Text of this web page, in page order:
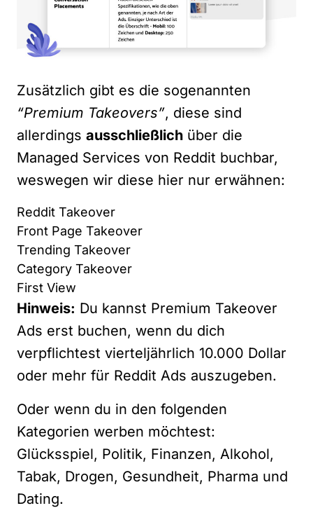
Zusätzlich gibt es die sogenannten
“Premium Takeovers”, diese sind
allerdings ausschließlich über die
Managed Services von Reddit buchbar,
weswegen wir diese hier nur erwähnen:
Reddit Takeover
Front Page Takeover
Trending Takeover
Category Takeover
First View
Hinweis: Du kannst Premium Takeover
Ads erst buchen, wenn du dich
verpflichtest vierteljährlich 10.000 Dollar
oder mehr für Reddit Ads auszugeben.
Oder wenn du in den folgenden
Kategorien werben möchtest:
Glücksspiel, Politik, Finanzen, Alkohol,
Tabak, Drogen, Gesundheit, Pharma und
Dating.